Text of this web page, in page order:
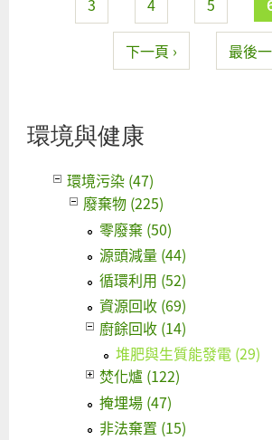
3 4 5
下一頁 › 最後
環境與健康
環境污染 (47)
廢棄物 (225)
零廢棄 (50)
源頭減量 (44)
循環利用 (52)
資源回收 (69)
廚餘回收 (14)
堆肥與生質能發電 (29)
焚化爐 (122)
掩埋場 (47)
非法棄置 (15)